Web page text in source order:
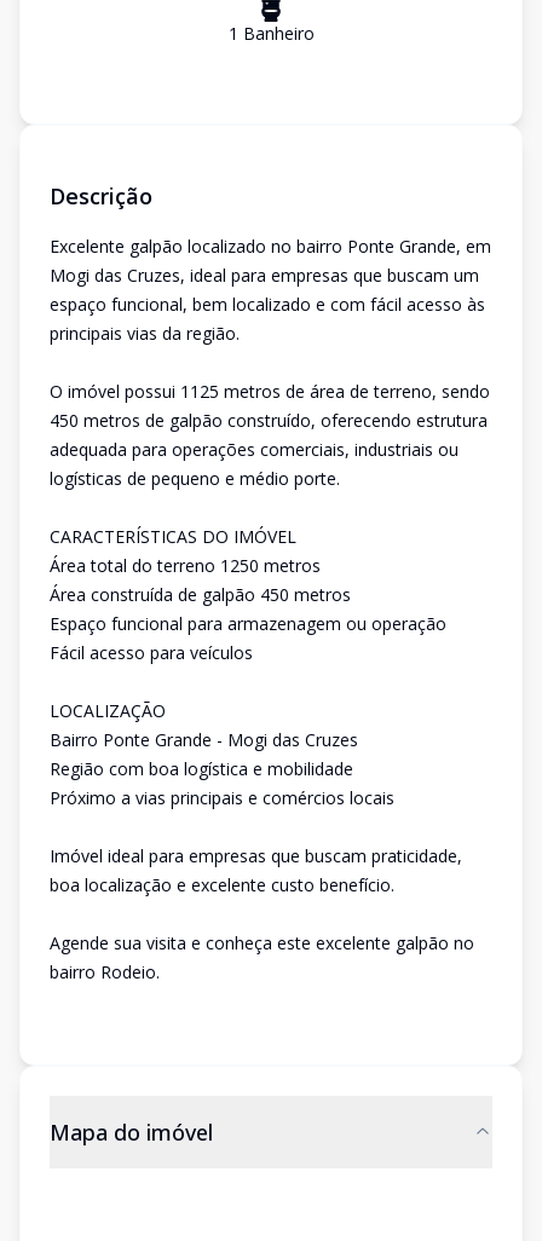
1 Banheiro
Descrição
Excelente galpão localizado no bairro Ponte Grande, em
Mogi das Cruzes, ideal para empresas que buscam um
espaço funcional, bem localizado e com fácil acesso às
principais vias da região.
O imóvel possui 1125 metros de área de terreno, sendo
450 metros de galpão construído, oferecendo estrutura
adequada para operações comerciais, industriais ou
logísticas de pequeno e médio porte.
CARACTERÍSTICAS DO IMÓVEL
Área total do terreno 1250 metros
Área construída de galpão 450 metros
Espaço funcional para armazenagem ou operação
Fácil acesso para veículos
LOCALIZAÇÃO
Bairro Ponte Grande - Mogi das Cruzes
Região com boa logística e mobilidade
Próximo a vias principais e comércios locais
Imóvel ideal para empresas que buscam praticidade,
boa localização e excelente custo benefício.
Agende sua visita e conheça este excelente galpão no
bairro Rodeio.
Mapa do imóvel